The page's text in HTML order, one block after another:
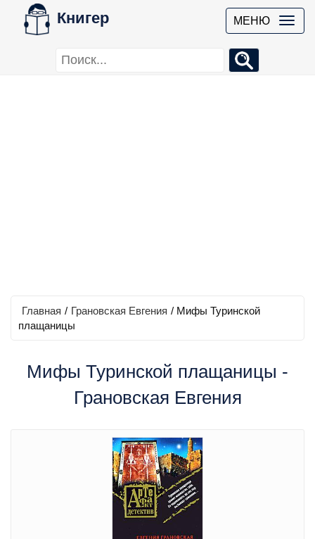
Книгер МЕНЮ
Главная / Грановская Евгения / Мифы Туринской
плащаницы
Мифы Туринской плащаницы -
Грановская Евгения